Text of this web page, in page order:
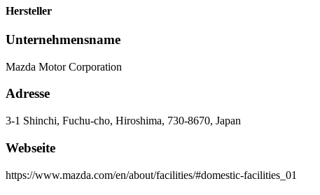
Hersteller
Unternehmensname
Mazda Motor Corporation
Adresse
3-1 Shinchi, Fuchu-cho, Hiroshima, 730-8670, Japan
Webseite
https://www.mazda.com/en/about/facilities/#domestic-facilities_01